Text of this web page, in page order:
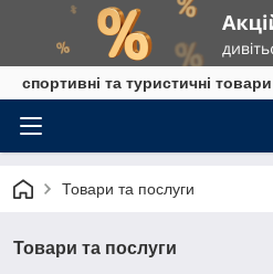
спортивні та туристичні товари
Товари та послуги
Товари та послуги